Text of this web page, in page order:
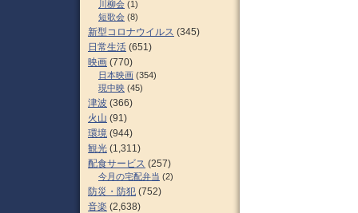
川柳会 (1)
短歌会 (8)
新型コロナウイルス (345)
日常生活 (651)
映画 (770)
日本映画 (354)
現中映 (45)
津波 (366)
火山 (91)
環境 (944)
観光 (1,311)
配食サービス (257)
今月の宅配弁当 (2)
防災・防犯 (752)
音楽 (2,638)